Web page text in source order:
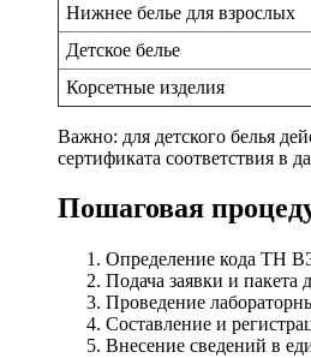
Нижнее белье для взрослых
Детское белье
Корсетные изделия
Важно: для детского белья
сертификата соответствия в
Пошаговая
Определение кода ТН
Подача заявки и пакета
Проведение
Составление и
Внесение сведений в